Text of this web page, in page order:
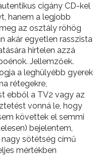
cigány CD-kel
hanem a legjobb
az osztály röhög
akár egyetlen rasszista
hirtelen azzá
Jellemzőek.
a leghülyébb gyerek
rétegekre,
ebből a TV2 vagy az
vonná le, hogy
követtek el semmi
bejelentem,
sötétség című
mértékben